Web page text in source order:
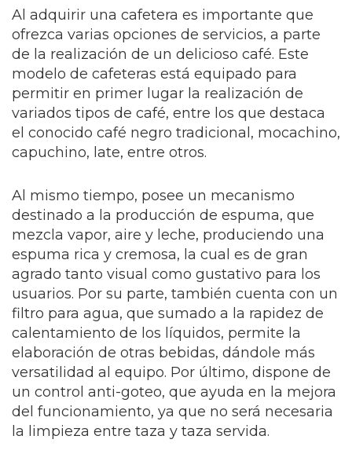
Al adquirir una cafetera es importante que
ofrezca varias opciones de servicios, a parte
de la realización de un delicioso café. Este
modelo de cafeteras está equipado para
permitir en primer lugar la realización de
variados tipos de café, entre los que destaca
el conocido café negro tradicional, mocachino,
capuchino, late, entre otros.
Al mismo tiempo, posee un mecanismo
destinado a la producción de espuma, que
mezcla vapor, aire y leche, produciendo una
espuma rica y cremosa, la cual es de gran
agrado tanto visual como gustativo para los
usuarios. Por su parte, también cuenta con un
filtro para agua, que sumado a la rapidez de
calentamiento de los líquidos, permite la
elaboración de otras bebidas, dándole más
versatilidad al equipo. Por último, dispone de
un control anti-goteo, que ayuda en la mejora
del funcionamiento, ya que no será necesaria
la limpieza entre taza y taza servida.